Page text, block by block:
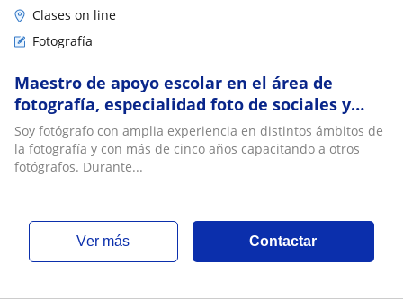
Clases on line
Fotografía
Maestro de apoyo escolar en el área de
fotografía, especialidad foto de sociales y
accion
Soy fotógrafo con amplia experiencia en distintos ámbitos de
la fotografía y con más de cinco años capacitando a otros
fotógrafos. Durante...
ver más Contactar